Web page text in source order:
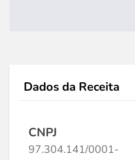
Dados da Receita
CNPJ
97.304.141/0001-